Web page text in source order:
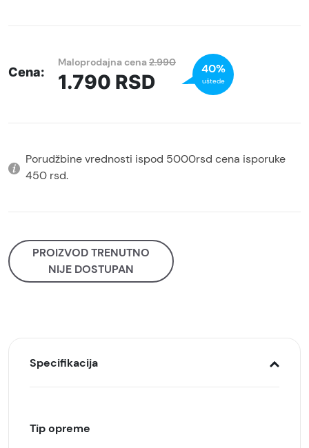
Cena:
Maloprodajna cena2.990
1.790 RSD
40%
uštede
Porudžbine vrednosti ispod 5000rsd cena isporuke
450 rsd.
PROIZVOD TRENUTNO
NIJE DOSTUPAN
Specifikacija
Tip opreme